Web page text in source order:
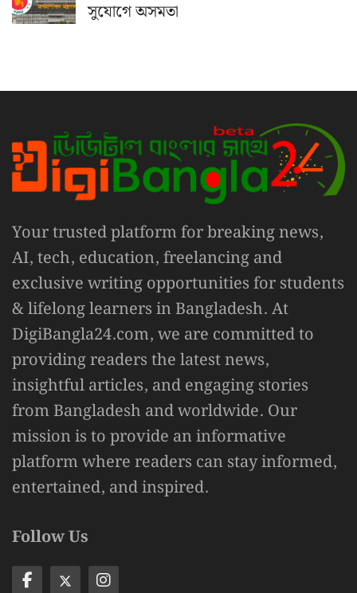
সুযোগে অসমতা
Your trusted platform for breaking news,
AI, tech, education, freelancing and
exclusive writing opportunities for students
& lifelong learners in Bangladesh. At
DigiBangla24.com, we are committed to
providing readers the latest news,
insightful articles, and engaging stories
from Bangladesh and worldwide. Our
mission is to provide an informative
platform where readers can stay informed,
entertained, and inspired.
Follow Us